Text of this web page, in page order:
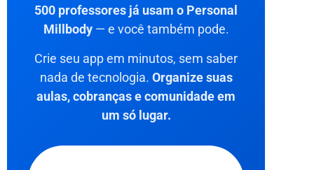
500 professores já usam o Personal
Millbody— e você também pode.
Crie seu app em minutos, sem saber
nada de tecnologia. Organize suas
aulas, cobranças e comunidade em
um só lugar.